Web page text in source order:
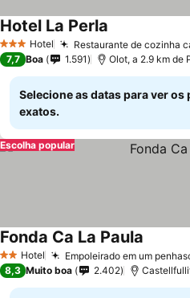
3 EstrelasHotel Restaurante de cozinha
Hotel La Perla
7,7 Boa 1.591 Olot, a 2.9 km de
Selecione as datas para ver os
exatos.
Escolha popular
2 Estrelas
Hotel Empoleirado em um
Fonda Ca La Paula
8,3 Muito boa 2.402